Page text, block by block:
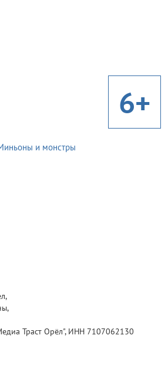
6+
и монстры
Траст Орёл", ИНН 7107062130